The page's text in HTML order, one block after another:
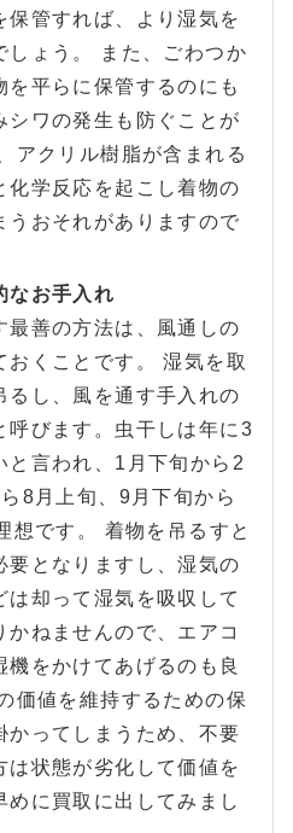
保管すれば、より湿気を
しょう。 また、ごわつか
を平らに保管するのにも
シワの発生も防ぐことが
アクリル樹脂が含まれる
化学反応を起こし着物の
うおそれがありますので
なお手入れ
最善の方法は、風通しの
おくことです。 湿気を取
るし、風を通す手入れの
呼びます。虫干しは年に3
と言われ、1月下旬から2
8月上旬、9月下旬から
想です。 着物を吊るすと
要となりますし、湿気の
は却って湿気を吸収して
かねませんので、エアコ
機をかけてあげるのも良
価値を維持するための保
かってしまうため、不要
は状態が劣化して価値を
めに買取に出してみまし